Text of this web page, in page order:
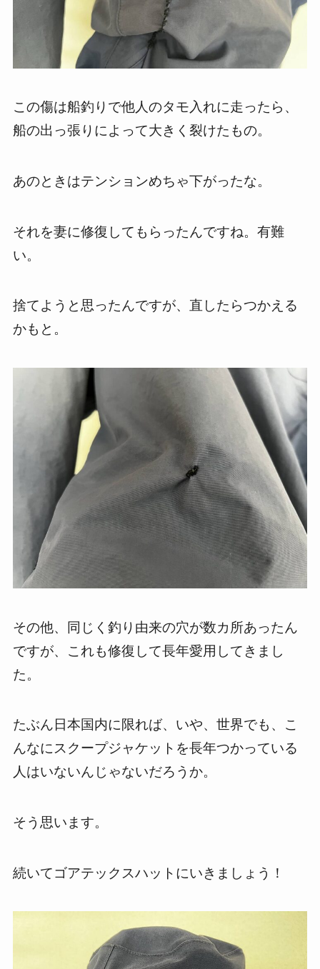
この傷は船釣りで他人のタモ入れに走ったら、
船の出っ張りによって大きく裂けたもの。
あのときはテンションめちゃ下がったな。
それを妻に修復してもらったんですね。有難
い。
捨てようと思ったんですが、直したらつかえる
かもと。
その他、同じく釣り由来の穴が数カ所あったん
ですが、これも修復して長年愛用してきまし
た。
たぶん日本国内に限れば、いや、世界でも、こ
んなにスクープジャケットを長年つかっている
人はいないんじゃないだろうか。
そう思います。
続いてゴアテックスハットにいきましょう！